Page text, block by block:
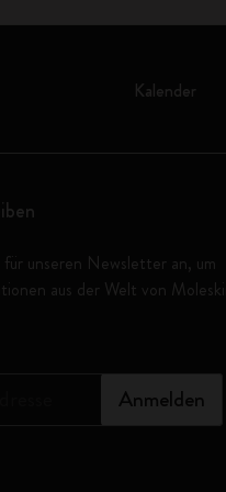
Kalender
unseren Newsletter an, um
aus der Welt von
Anmelden